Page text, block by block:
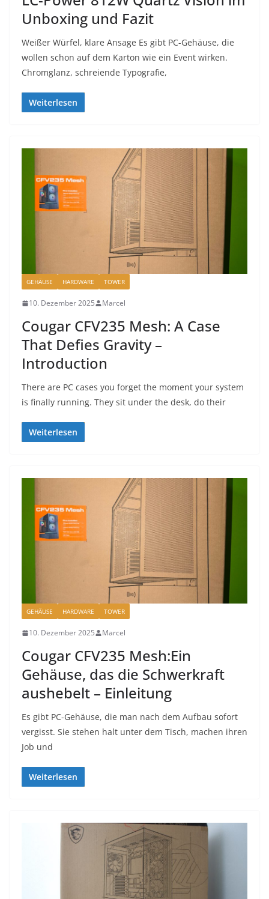
Unboxing und Fazit
Weißer Würfel, klare Ansage Es gibt PC-Gehäuse, die
wollen schon auf dem Karton wie ein Event wirken.
Chromglanz, schreiende Typografie,
Weiterlesen
GEHÄUSE HARDWARE TOWER
10. Dezember 2025 Marcel
Cougar CFV235 Mesh: A Case
That Defies Gravity –
Introduction
There are PC cases you forget the moment your system
is finally running. They sit under the desk, do their
Weiterlesen
GEHÄUSE HARDWARE TOWER
10. Dezember 2025 Marcel
Cougar CFV235 Mesh:Ein
Gehäuse, das die Schwerkraft
aushebelt – Einleitung
Es gibt PC-Gehäuse, die man nach dem Aufbau sofort
vergisst. Sie stehen halt unter dem Tisch, machen ihren
Job und
Weiterlesen